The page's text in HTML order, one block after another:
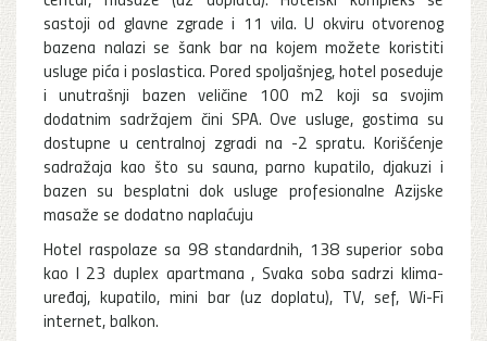
sastoji od glavne zgrade i 11 vila. U okviru otvorenog
bazena nalazi se šank bar na kojem možete koristiti
usluge pića i poslastica. Pored spoljašnjeg, hotel poseduje
i unutrašnji bazen veličine 100 m2 koji sa svojim
dodatnim sadržajem čini SPA. Ove usluge, gostima su
dostupne u centralnoj zgradi na -2 spratu. Korišćenje
sadražaja kao što su sauna, parno kupatilo, djakuzi i
bazen su besplatni dok usluge profesionalne Azijske
masaže se dodatno naplaćuju
Hotel raspolaze sa 98 standardnih, 138 superior soba
kao I 23 duplex apartmana , Svaka soba sadrzi klima-
uređaj, kupatilo, mini bar (uz doplatu), TV, sef, Wi-Fi
internet, balkon.